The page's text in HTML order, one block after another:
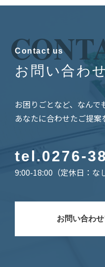
Contact us
お問い合わせ
お困りごとなど、なんで
あなたに合わせたご提案
tel.0276-
9:00-18:00（定休日：な
お問い合わ